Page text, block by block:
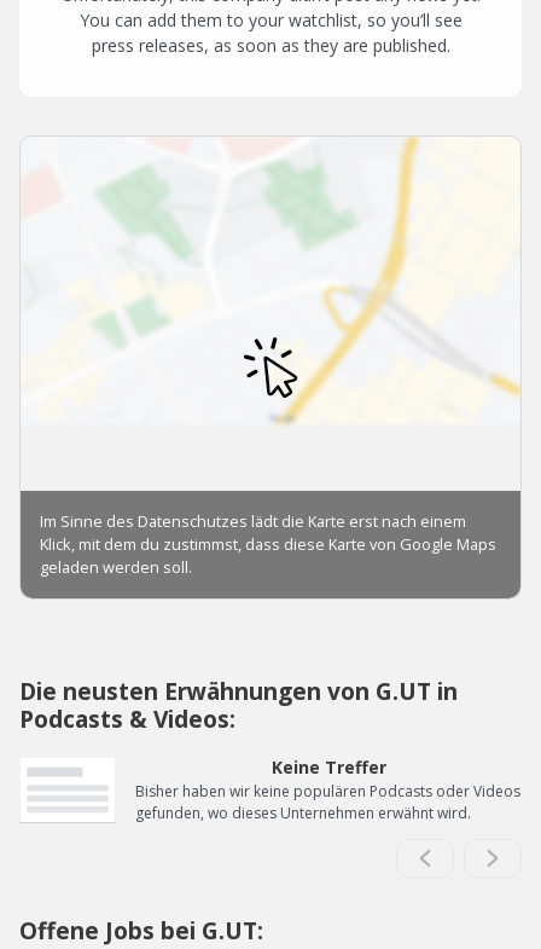
You can add them to your watchlist, so you’ll see
press releases, as soon as they are published.
Die neusten Erwähnungen von G.UT in
Podcasts & Videos:
Keine Treffer
Bisher haben wir keine populären Podcasts oder Videos
gefunden, wo dieses Unternehmen erwähnt wird.
Offene Jobs bei G.UT: